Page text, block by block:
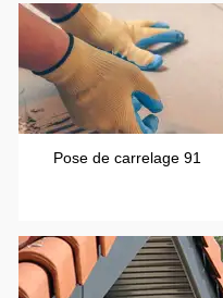
Pose de carrelage 91